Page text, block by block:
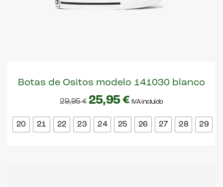
Botas de Ositos modelo 141030 blanco
29,95€ 25,95€ IVA incluído
20 21 22 23 24 25 26 27 28 29